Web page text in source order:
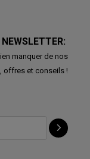
manquer de nos
offres et conseils !